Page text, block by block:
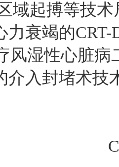
域起搏等技
力衰竭的
性心脏病
介入封堵术技